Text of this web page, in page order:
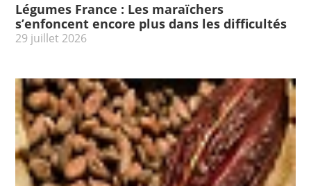
Légumes France : Les maraïchers
s’enfoncent encore plus dans les difficultés
29 juillet 2026